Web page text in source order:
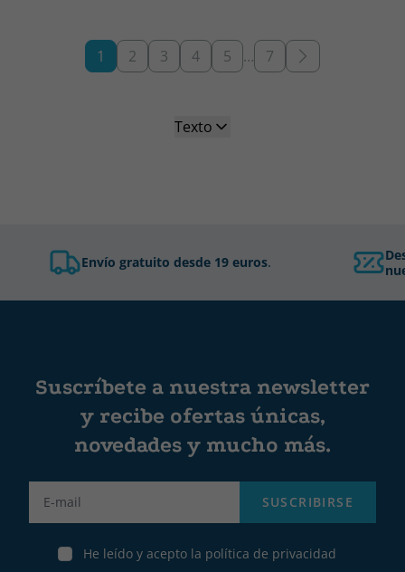
1 2 3 4 5 … 7
Texto
Envío gratuito desde 19 euros.
Suscríbete a nuestra newsletter
y recibe ofertas únicas,
novedades y mucho más.
SUSCRIBIRSE
He leído y acepto la política de privacidad